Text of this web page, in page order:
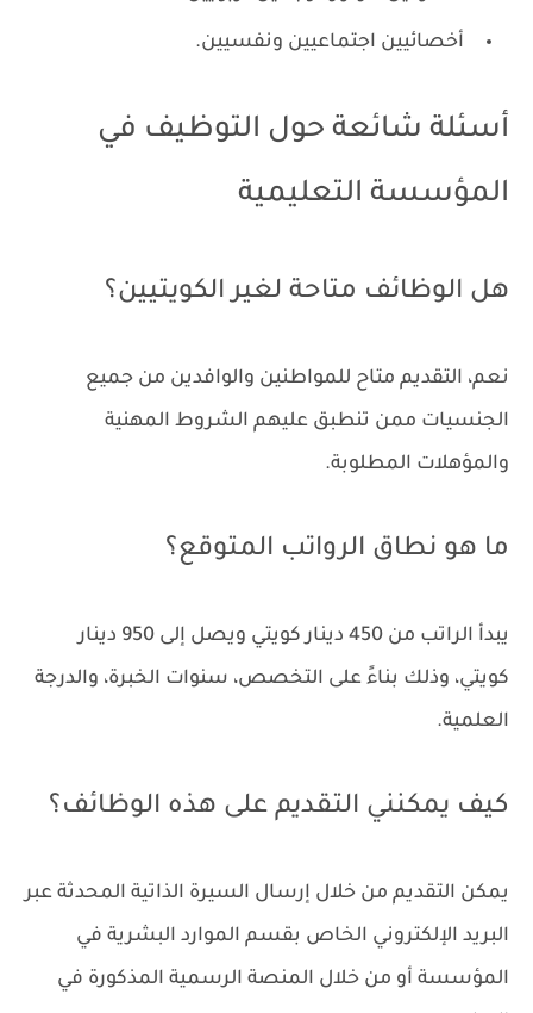
أخصائيين اجتماعيين ونفسيين.
أسئلة شائعة حول التوظيف في
المؤسسة التعليمية
هل الوظائف متاحة لغير الكويتيين؟
نعم، التقديم متاح للمواطنين والوافدين من جميع
الجنسيات ممن تنطبق عليهم الشروط المهنية
والمؤهلات المطلوبة.
ما هو نطاق الرواتب المتوقع؟
يبدأ الراتب من 450 دينار كويتي ويصل إلى 950 دينار
كويتي، وذلك بناءً على التخصص، سنوات الخبرة، والدرجة
العلمية.
كيف يمكنني التقديم على هذه الوظائف؟
يمكن التقديم من خلال إرسال السيرة الذاتية المحدثة عبر
البريد الإلكتروني الخاص بقسم الموارد البشرية في
المؤسسة أو من خلال المنصة الرسمية المذكورة في